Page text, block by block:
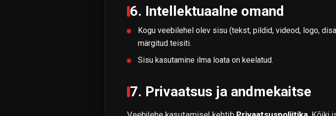
6. Intellektuaalne omand
Kogu veebilehel olev sisu (tekst, pildid, videod, logo,
märgitud teisiti.
Sisu kasutamine ilma loata on keelatud.
7. Privaatsus ja andmekaitse